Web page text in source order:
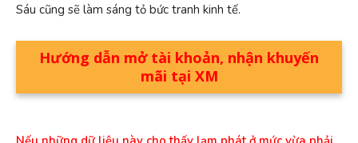
Sáu cũng sẽ làm sáng tỏ bức tranh kinh tế.
Hướng dẫn mở tài khoản, nhận khuyến
mãi tại XM